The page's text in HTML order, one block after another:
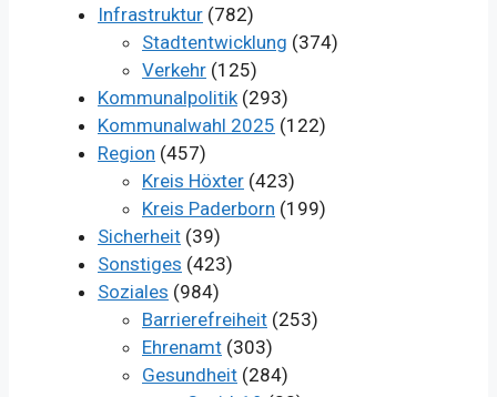
Infrastruktur (782)
Stadtentwicklung (374)
Verkehr (125)
Kommunalpolitik(293)
Kommunalwahl 2025 (122)
Region (457)
Kreis Höxter (423)
Kreis Paderborn (199)
Sicherheit (39)
Sonstiges (423)
Soziales (984)
Barrierefreiheit (253)
Ehrenamt (303)
Gesundheit (284)